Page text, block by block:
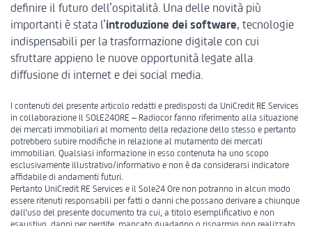
definire il futuro dell’ospitalità. Una delle novità più
importanti è stata l’introduzione dei software, tecnologie
indispensabili per la trasformazione digitale con cui
sfruttare appieno le nuove opportunità legate alla
diffusione di internet e dei social media.
I contenuti del presente articolo redatti e predisposti da UniCredit RE Services
in collaborazione Il SOLE24ORE – Radiocor fanno riferimento alla situazione
dei mercati immobiliari al momento della redazione dello stesso e pertanto
potrebbero subire modifiche in relazione al mutamento dei mercati
immobiliari. Qualsiasi informazione in esso contenuta ha uno scopo
esclusivamente illustrativo/informativo e non è da considerarsi indicatore
affidabile di andamenti futuri.
Pertanto UniCredit RE Services e il Sole24 Ore non potranno in alcun modo
essere ritenuti responsabili per fatti o danni che possano derivare a chiunque
dall’uso del presente documento tra cui, a titolo esemplificativo e non